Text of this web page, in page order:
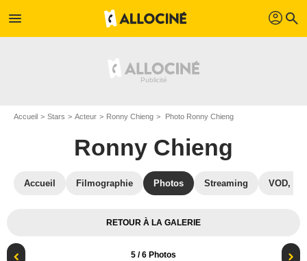
menu profil search
Accueil Stars Acteur Ronny Chieng Photo Ronny Chieng
Ronny Chieng
Accueil Filmographie Photos Streaming VOD,
RETOUR À LA GALERIE
5 / 6 Photos